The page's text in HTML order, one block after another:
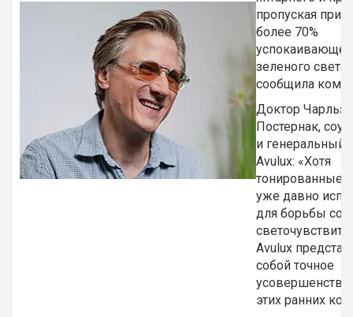
пропуская при
более 70%
зеленого света,
сообщила
Доктор Чарльз
Постернак,
и генеральный
Avulux: «Хотя
тонированные
уже давно
для борьбы со
Avulux
собой точное
этих ранних